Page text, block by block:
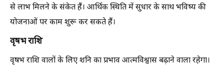
से लाभ मिलने के संकेत हैं। आर्थिक स्थिति में सुधार के साथ भविष्य की
योजनाओं पर काम शुरू कर सकते हैं।
वृषभ राशि
वृषभ राशि वालों के लिए शनि का प्रभाव आत्मविश्वास बढ़ाने वाला रहेगा।